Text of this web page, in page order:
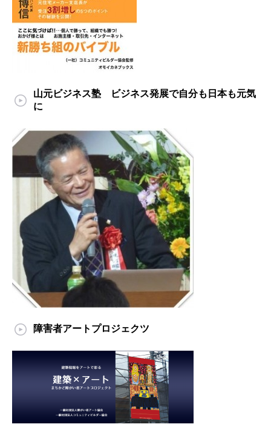
山元ビジネス塾 ビジネス発展で自分も日本も元気
に
障害者アートプロジェクツ